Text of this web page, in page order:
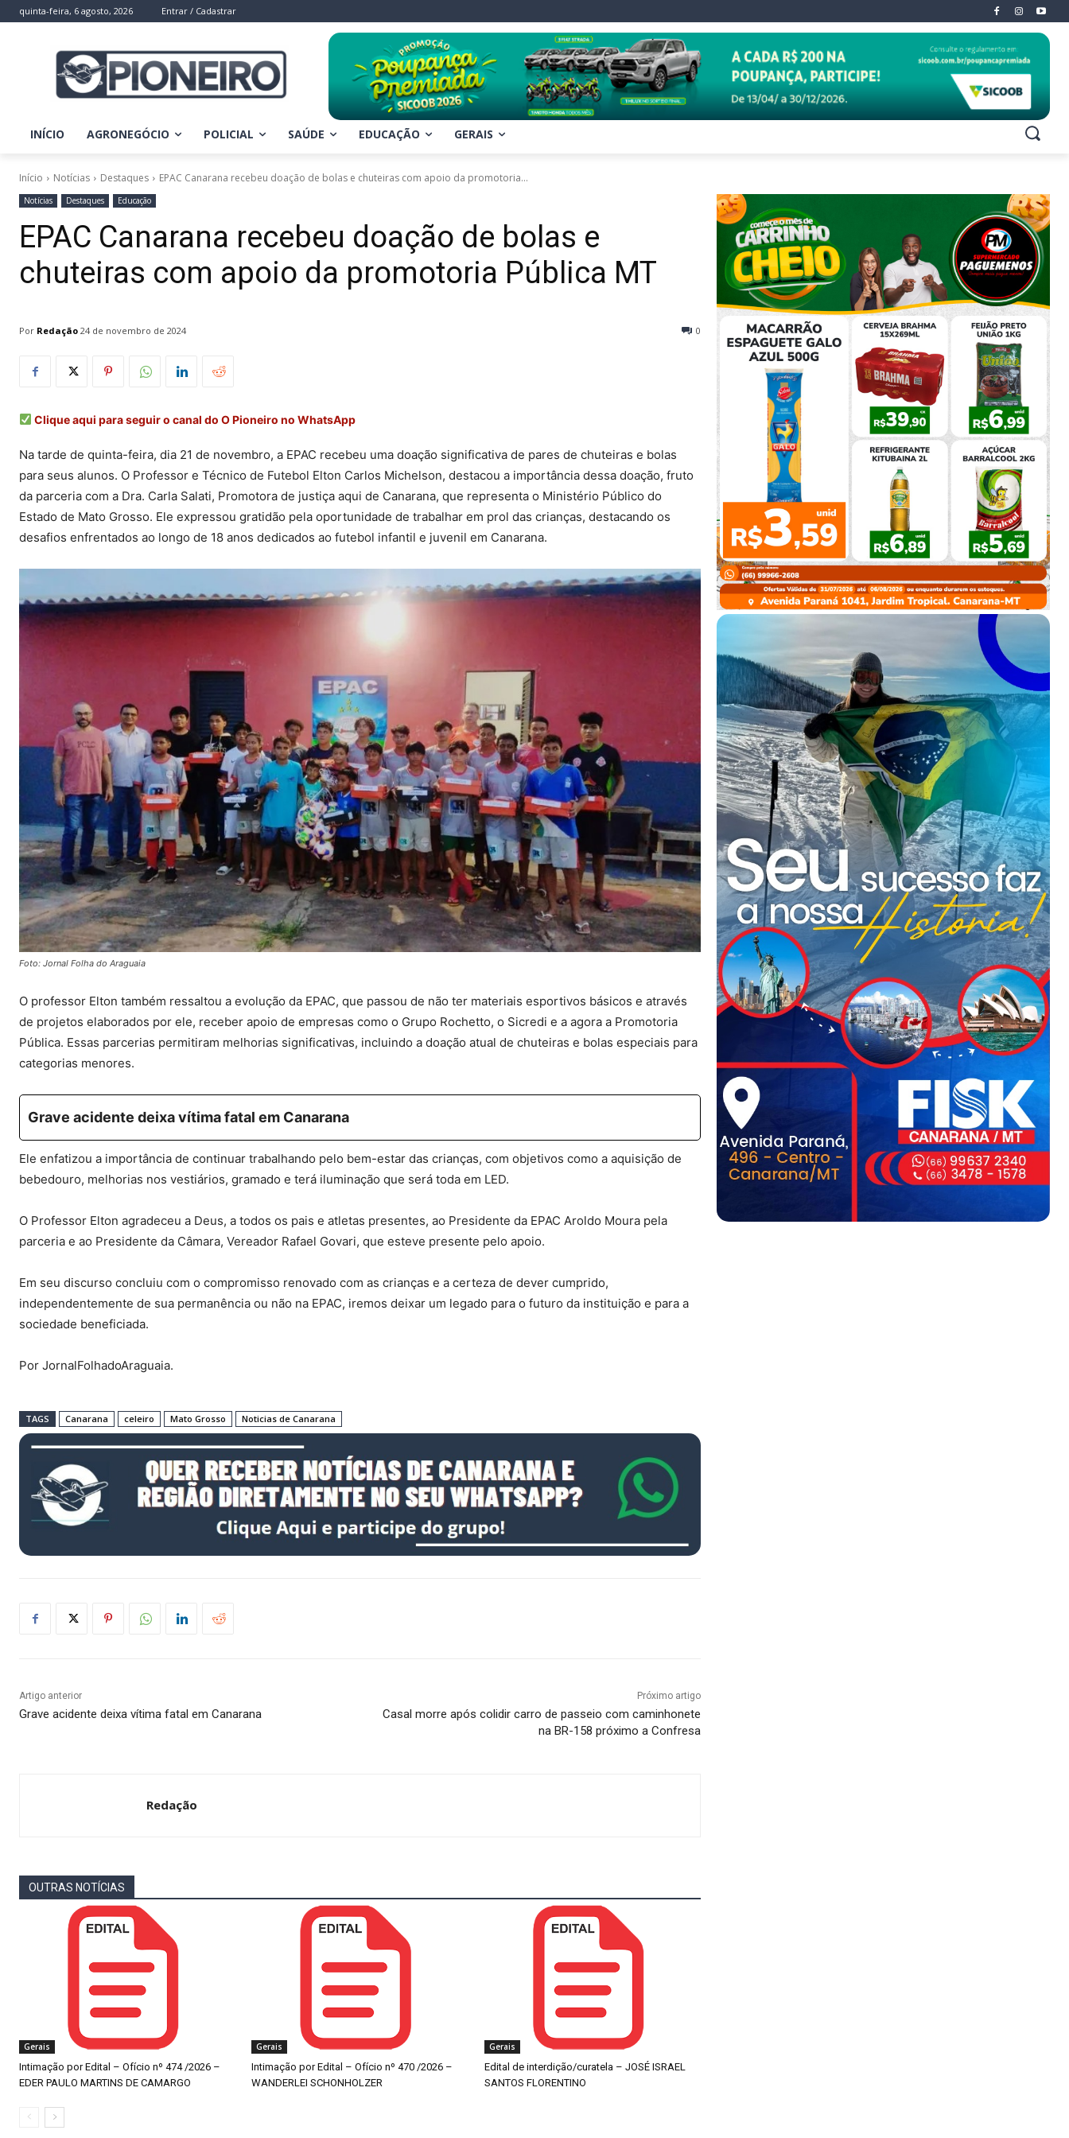
quinta-feira, 6 agosto, 2026 Entrar / Cadastrar
INÍCIO AGRONEGÓCIO POLICIAL SAÚDE EDUCAÇÃO GERAIS
Início Notícias Destaques EPAC Canarana recebeu doação de bolas e chuteiras com apoio da promotoria...
Notícias Destaques Educação
EPAC Canarana recebeu doação de bolas e
chuteiras com apoio da promotoria Pública MT
Por Redação 0
24 de novembro de 2024
Clique aqui para seguir o canal do O Pioneiro no WhatsApp
Na tarde de quinta-feira, dia 21 de novembro, a EPAC recebeu uma doação significativa de pares de chuteiras e bolas
para seus alunos. O Professor e Técnico de Futebol Elton Carlos Michelson, destacou a importância dessa doação, fruto
da parceria com a Dra. Carla Salati, Promotora de justiça aqui de Canarana, que representa o Ministério Público do
Estado de Mato Grosso. Ele expressou gratidão pela oportunidade de trabalhar em prol das crianças, destacando os
desafios enfrentados ao longo de 18 anos dedicados ao futebol infantil e juvenil em Canarana.
Foto: Jornal Folha do Araguaia
O professor Elton também ressaltou a evolução da EPAC, que passou de não ter materiais esportivos básicos e através
de projetos elaborados por ele, receber apoio de empresas como o Grupo Rochetto, o Sicredi e a agora a Promotoria
Pública. Essas parcerias permitiram melhorias significativas, incluindo a doação atual de chuteiras e bolas especiais para
categorias menores.
Grave acidente deixa vítima fatal em Canarana
Ele enfatizou a importância de continuar trabalhando pelo bem-estar das crianças, com objetivos como a aquisição de
bebedouro, melhorias nos vestiários, gramado e terá iluminação que será toda em LED.
O Professor Elton agradeceu a Deus, a todos os pais e atletas presentes, ao Presidente da EPAC Aroldo Moura pela
parceria e ao Presidente da Câmara, Vereador Rafael Govari, que esteve presente pelo apoio.
Em seu discurso concluiu com o compromisso renovado com as crianças e a certeza de dever cumprido,
independentemente de sua permanência ou não na EPAC, iremos deixar um legado para o futuro da instituição e para a
sociedade beneficiada.
Por JornalFolhadoAraguaia.
TAGS Canarana celeiro Mato Grosso Noticias de Canarana
Artigo anterior
Grave acidente deixa vítima fatal em Canarana
Próximo artigo
Casal morre após colidir carro de passeio com caminhonete
na BR-158 próximo a Confresa
Redação
OUTRAS NOTÍCIAS
Gerais
Intimação por Edital – Ofício nº 474 /2026 –
EDER PAULO MARTINS DE CAMARGO
Gerais
Intimação por Edital – Ofício nº 470 /2026 –
WANDERLEI SCHONHOLZER
Gerais
Edital de interdição/curatela – JOSÉ ISRAEL
SANTOS FLORENTINO